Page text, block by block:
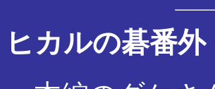
ヒカルの碁番